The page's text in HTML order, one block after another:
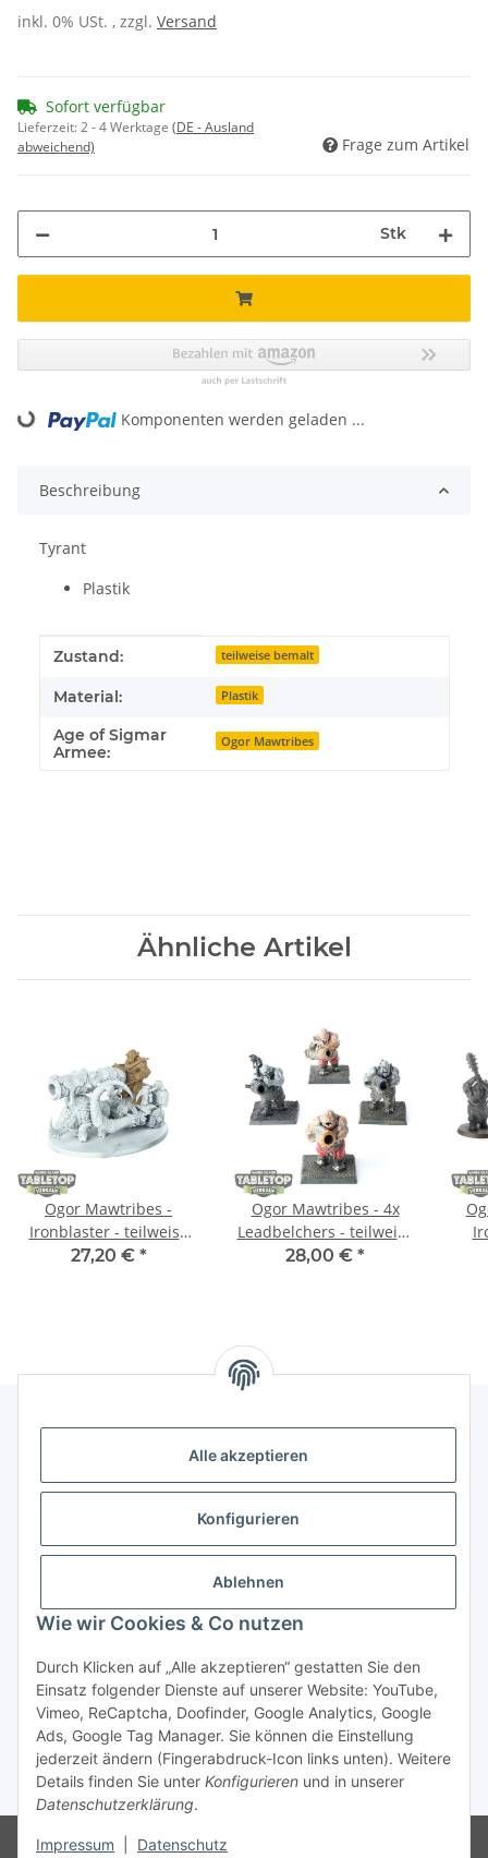
Alle akzeptieren
Konfigurieren
Ablehnen
Wie wir Cookies & Co nutzen
Durch Klicken auf „Alle akzeptieren“ gestatten Sie den
Einsatz folgender Dienste auf unserer Website: YouTube,
Vimeo, ReCaptcha, Doofinder, Google Analytics, Google
Ads, Google Tag Manager. Sie können die Einstellung
jederzeit ändern (Fingerabdruck-Icon links unten). Weitere
Details finden Sie unter Konfigurieren und in unserer
Datenschutzerklärung.
Impressum Datenschutz
inkl. 0% USt. , zzgl. Versand
Sofort verfügbar
Lieferzeit:2 - 4 Werktage (DE - Ausland
abweichend)
Frage zum Artikel
Stk
Loading... Komponenten werden geladen ...
Beschreibung
Tyrant
Plastik
Produkteigenschaft
Wert
Zustand: teilweise bemalt
Material: Plastik
Age of Sigmar
Armee:
Ogor Mawtribes
Ähnliche Artikel
Ogor Mawtribes -
Ironblaster - teilweise
bemalt
27,20 € *
Ogor Mawtribes - 4x
Leadbelchers - teilweise
bemalt
28,00 € *
Gesetzliche Informationen
Bestellung wiederrufen
* Alle Preise inkl. gesetzlicher USt., zzgl.Versand
Besucherzähler: 75943117